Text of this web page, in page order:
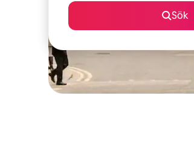
Sök